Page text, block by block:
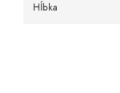
Hĺbka